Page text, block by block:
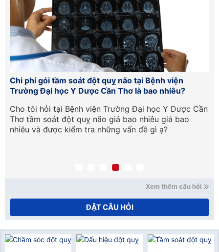
Chi phí gói tầm soát đột quỵ não tại Bệnh viện
Trường Đại học Y Dược Cần Thơ là bao nhiêu?
Cho tôi hỏi tại Bệnh viện Trường Đại học Y Dược Cần
Thơ tầm soát đột quỵ não giá bao nhiêu giá bao
nhiêu và được kiểm tra những vấn đề gì ạ?
Xem thêm câu hỏi
ĐẶT CÂU HỎI